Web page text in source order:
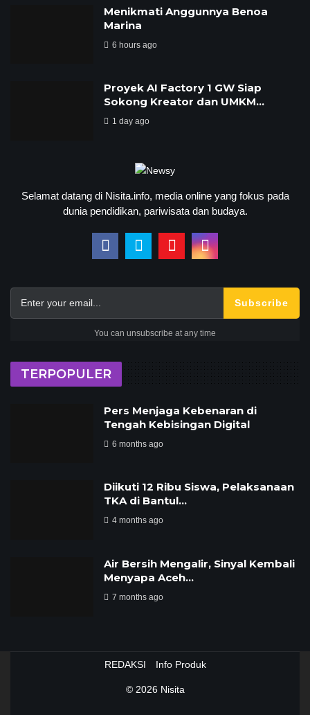
Menikmati Anggunnya Benoa
Marina
6 hours ago
Proyek AI Factory 1 GW Siap
Sokong Kreator dan UMKM…
1 day ago
Selamat datang di Nisita.info, media online yang fokus pada
dunia pendidikan, pariwisata dan budaya.
Subscribe
You can unsubscribe at any time
TERPOPULER
Pers Menjaga Kebenaran di
Tengah Kebisingan Digital
6 months ago
Diikuti 12 Ribu Siswa, Pelaksanaan
TKA di Bantul…
4 months ago
Air Bersih Mengalir, Sinyal Kembali
Menyapa Aceh…
7 months ago
REDAKSI Info Produk
© 2026 Nisita